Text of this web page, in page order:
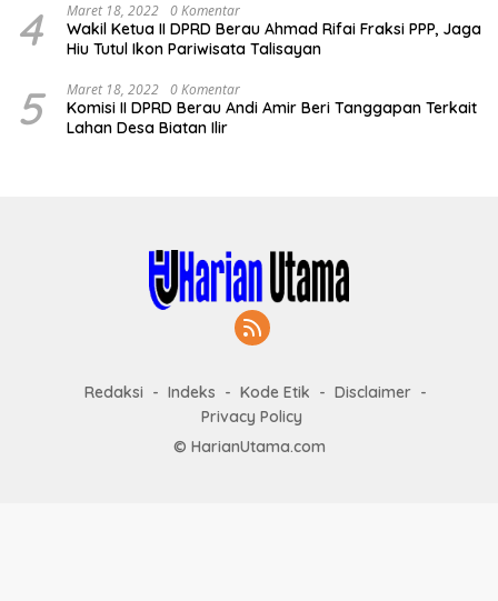
4 Maret 18, 2022 0 Komentar
Wakil Ketua II DPRD Berau Ahmad Rifai Fraksi PPP, Jaga
Hiu Tutul Ikon Pariwisata Talisayan
5 Maret 18, 2022 0 Komentar
Komisi II DPRD Berau Andi Amir Beri Tanggapan Terkait
Lahan Desa Biatan Ilir
Redaksi Indeks Kode Etik
Disclaimer
Privacy Policy
© HarianUtama.com